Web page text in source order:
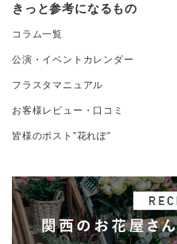
きっと参考になるもの
コラム一覧
公演・イベントカレンダー
フラスタマニュアル
お客様レビュー・口コミ
皆様のポスト”花れぽ”